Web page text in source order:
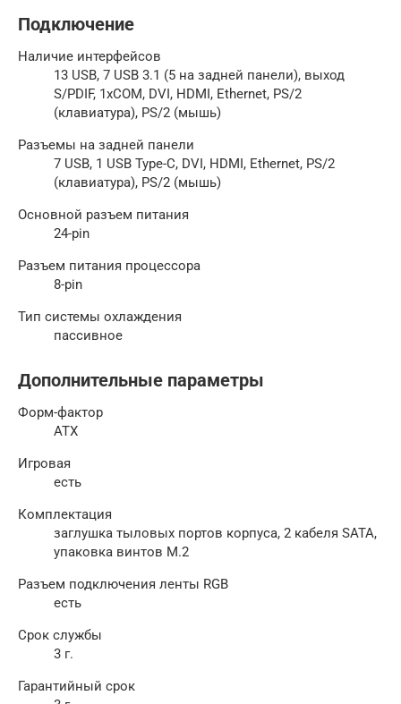
Подключение
Наличие интерфейсов
13 USB, 7 USB 3.1 (5 на задней панели), выход
S/PDIF, 1xCOM, DVI, HDMI, Ethernet, PS/2
(клавиатура), PS/2 (мышь)
Разъемы на задней панели
7 USB, 1 USB Type-C, DVI, HDMI, Ethernet, PS/2
(клавиатура), PS/2 (мышь)
Основной разъем питания
24-pin
Разъем питания процессора
8-pin
Тип системы охлаждения
пассивное
Дополнительные параметры
Форм-фактор
ATX
Игровая
есть
Комплектация
заглушка тыловых портов корпуса, 2 кабеля SATA,
упаковка винтов M.2
Разъем подключения ленты RGB
есть
Срок службы
3 г.
Гарантийный срок